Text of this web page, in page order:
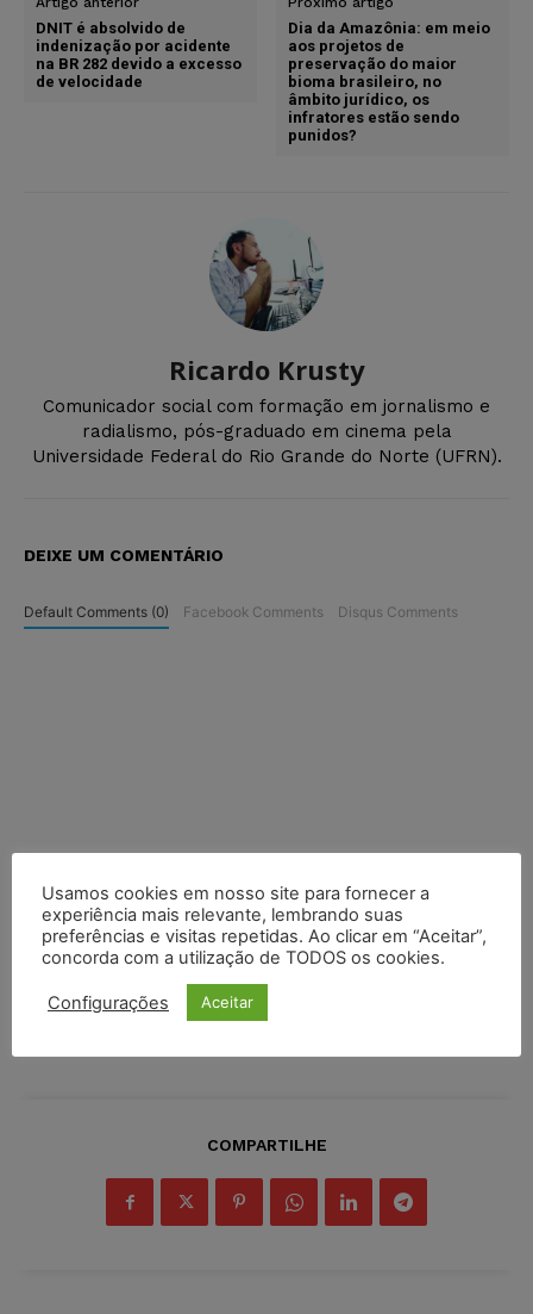
DNIT é absolvido de
indenização por acidente
na BR 282 devido a excesso
de velocidade
Dia da Amazônia: em meio
aos projetos de
preservação do maior
bioma brasileiro, no
âmbito jurídico, os
infratores estão sendo
punidos?
Ricardo Krusty
Comunicador social com formação em jornalismo e
radialismo, pós-graduado em cinema pela
Universidade Federal do Rio Grande do Norte (UFRN).
DEIXE UM COMENTÁRIO
Default Comments (0) Facebook Comments Disqus Comments
COMPARTILHE
Usamos cookies em nosso site para fornecer a
experiência mais relevante, lembrando suas
preferências e visitas repetidas. Ao clicar em “Aceitar”,
concorda com a utilização de TODOS os cookies.
Configurações Aceitar